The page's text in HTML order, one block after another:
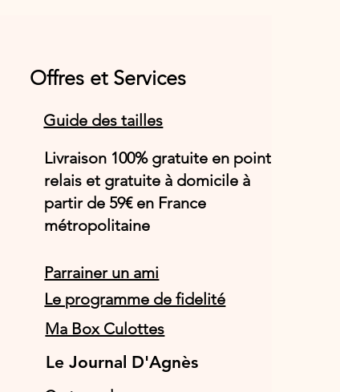
Offres et Services
Guide des tailles
Livraison 100% gratuite en point
relais et gratuite à domicile à
partir de 59€ en France
métropolitaine
Parrainer un ami
Le programme de fidelité
Ma Box Culottes
Le Journal D'Agnès
Le Journal D'Agnès